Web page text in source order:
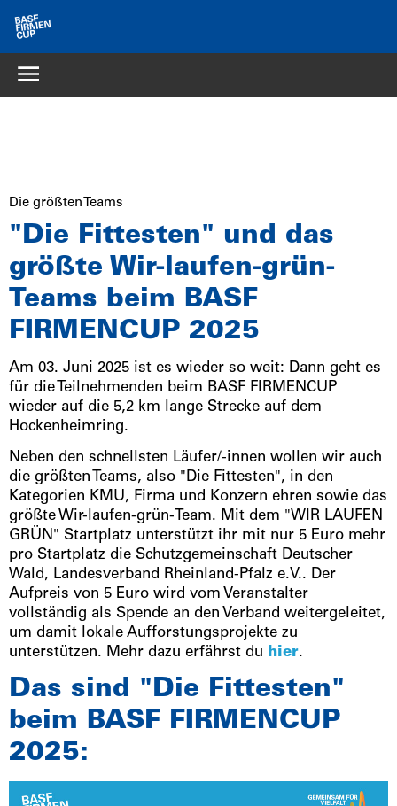
Die größten Teams
"Die Fittesten" und das
größte Wir-laufen-grün-
Teams beim BASF
FIRMENCUP 2025
Am 03. Juni 2025 ist es wieder so weit: Dann geht es
für die Teilnehmenden beim BASF FIRMENCUP
wieder auf die 5,2 km lange Strecke auf dem
Hockenheimring.
Neben den schnellsten Läufer/-innen wollen wir auch
die größten Teams, also "Die Fittesten", in den
Kategorien KMU, Firma und Konzern ehren sowie das
größte Wir-laufen-grün-Team. Mit dem "WIR LAUFEN
GRÜN" Startplatz unterstützt ihr mit nur 5 Euro mehr
pro Startplatz die Schutzgemeinschaft Deutscher
Wald, Landesverband Rheinland-Pfalz e.V.. Der
Aufpreis von 5 Euro wird vom Veranstalter
vollständig als Spende an den Verband weitergeleitet,
um damit lokale Aufforstungsprojekte zu
unterstützen. Mehr dazu erfährst du hier.
Das sind "Die Fittesten"
beim BASF FIRMENCUP
2025: